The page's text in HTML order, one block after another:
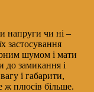
напруги чи ні –
застосування
шумом і мати
до замикання і
і габарити,
ж плюсів більше.